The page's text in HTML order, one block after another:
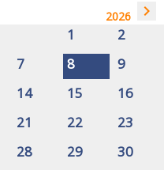
2026 navigate_next
1
2
7 8
9
14 15
16
21 22
23
28 29
30